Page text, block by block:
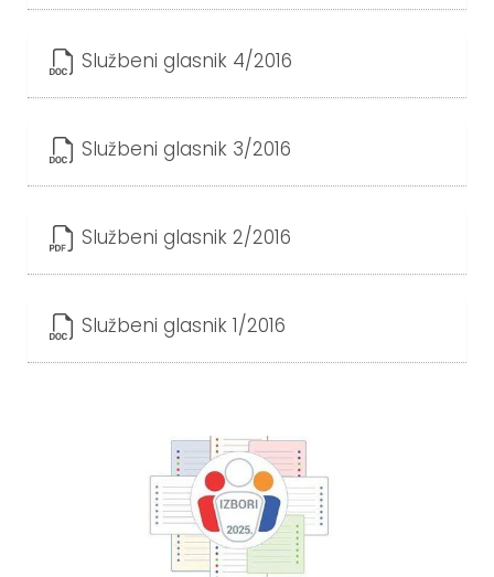
Službeni glasnik 4/2016
Službeni glasnik 3/2016
Službeni glasnik 2/2016
Službeni glasnik 1/2016